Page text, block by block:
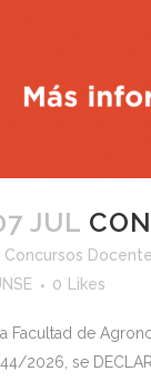
JUL
Concursos
0 Likes
Facultad de
2026, se